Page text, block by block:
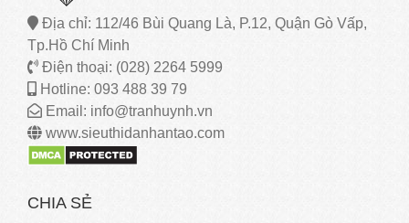
Địa chỉ: 112/46 Bùi Quang Là, P.12, Quận Gò Vấp,
Tp.Hồ Chí Minh
Điện thoại: (028) 2264 5999
Hotline: 093 488 39 79
Email: info@tranhuynh.vn
www.sieuthidanhantao.com
CHIA SẺ